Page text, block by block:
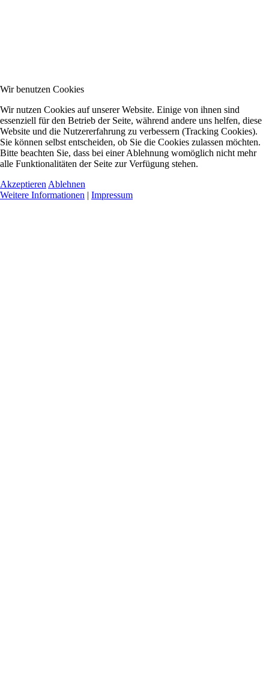
Wir benutzen Cookies
Wir nutzen Cookies auf unserer Website. Einige von ihnen sind
essenziell für den Betrieb der Seite, während andere uns helfen, diese
Website und die Nutzererfahrung zu verbessern (Tracking Cookies).
Sie können selbst entscheiden, ob Sie die Cookies zulassen möchten.
Bitte beachten Sie, dass bei einer Ablehnung womöglich nicht mehr
alle Funktionalitäten der Seite zur Verfügung stehen.
Akzeptieren Ablehnen
Weitere Informationen | Impressum